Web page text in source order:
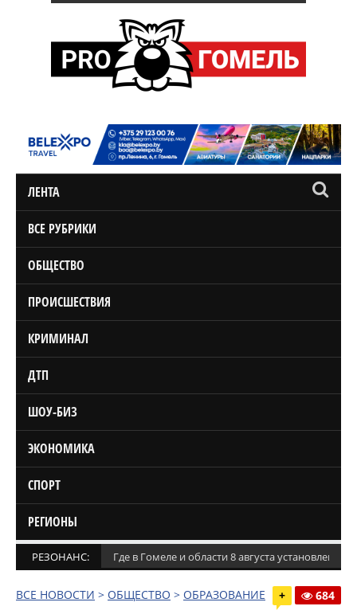
ЛЕНТА
ВСЕ РУБРИКИ
ОБЩЕСТВО
ПРОИСШЕСТВИЯ
КРИМИНАЛ
ДТП
ШОУ-БИЗ
ЭКОНОМИКА
СПОРТ
РЕГИОНЫ
РЕЗОНАНС: Где в Гомеле и области 8 августа установлены
ВСЕ НОВОСТИ > ОБЩЕСТВО > ОБРАЗОВАНИЕ + 684